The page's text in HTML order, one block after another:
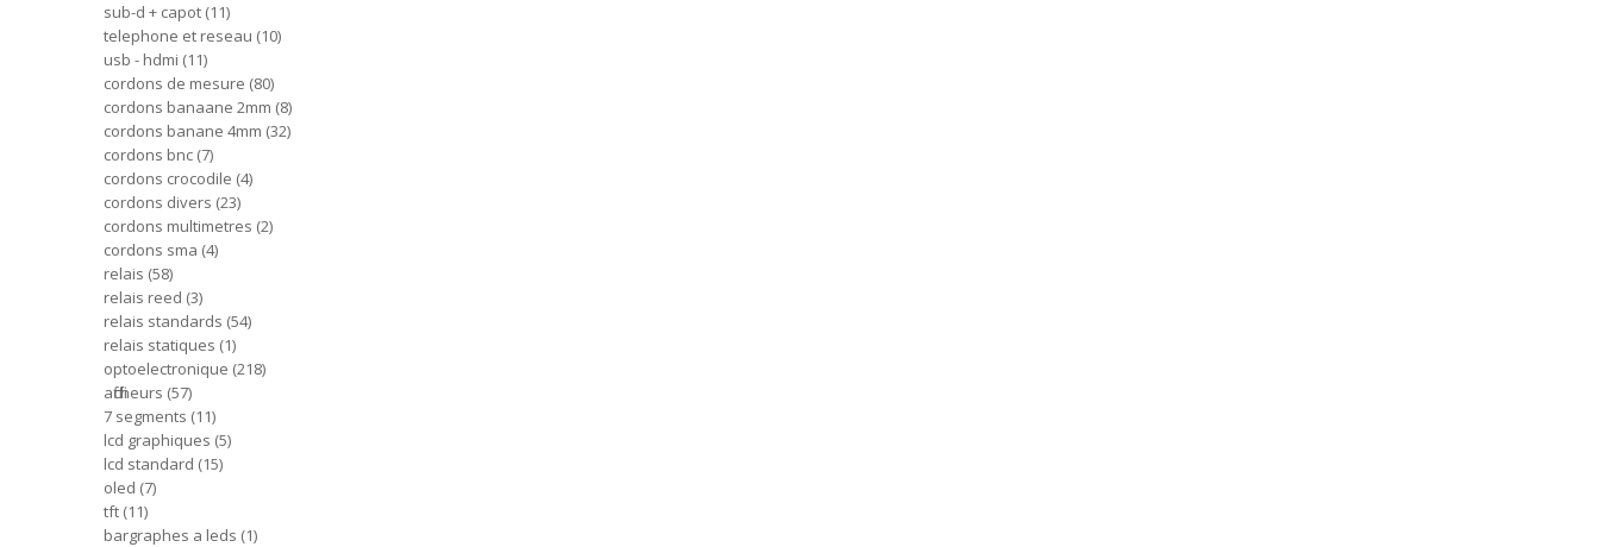
sub-d + capot 11
telephone et reseau 10
usb - hdmi 11
cordons de mesure 80
cordons banaane 2mm 8
cordons banane 4mm 32
cordons bnc 7
cordons crocodile 4
cordons divers 23
cordons multimetres 2
cordons sma 4
relais 58
relais reed 3
relais standards 54
relais statiques 1
optoelectronique 218
afficheurs 57
7 segments 11
lcd graphiques 5
lcd standard 15
oled 7
tft 11
bargraphes a leds 1